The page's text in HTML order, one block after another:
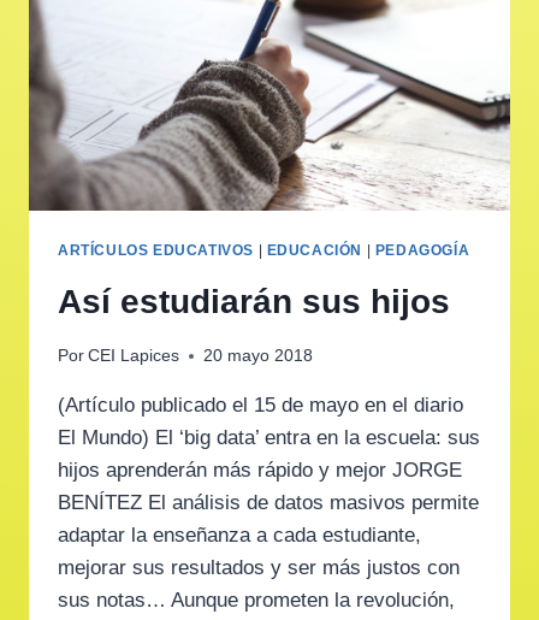
ARTÍCULOS EDUCATIVOS | EDUCACIÓN | PEDAGOGÍA
Así estudiarán sus hijos
Por CEI Lapices 20 mayo 2018
(Artículo publicado el 15 de mayo en el diario
El Mundo) El ‘big data’ entra en la escuela: sus
hijos aprenderán más rápido y mejor JORGE
BENÍTEZ El análisis de datos masivos permite
adaptar la enseñanza a cada estudiante,
mejorar sus resultados y ser más justos con
sus notas… Aunque prometen la revolución,